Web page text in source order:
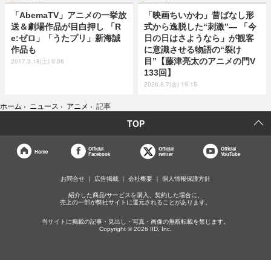
「AbemaTV」アニメの一挙放
送＆劇場作品が目白押し 「R
e:ゼロ」「うたプリ」新海誠
作品も
2017.3.18(土) 9:06
「映画ちいかわ」昔ばなし形
式から逸脱した“刺激”― 「今
日の日はさようなら」が観客
に意識させる物語の“裂け
目”【藤津亮太のアニメの門V
133回】
2026.8.7(金) 19:15
ホーム › ニュース › アニメ › 記事
TOP
Home
Official
Facebook
Official
twitter
Official
YouTube
お問合せ 広告掲載 会社概要 個人情報保護方針
紹介した商品/サービスを購入、契約した場合に、
売上の一部が弊社サイトに還元されることがあります。
当サイトに掲載の記事・見出し・写真・画像の無断転載を禁じます。
Copyright © 2026 IID, Inc.